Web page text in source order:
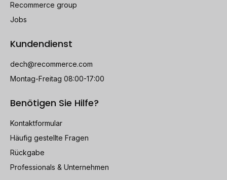
Recommerce group
Jobs
Kundendienst
dech@recommerce.com
Montag-Freitag 08:00-17:00
Benötigen Sie Hilfe?
Kontaktformular
Häufig gestellte Fragen
Rückgabe
Professionals & Unternehmen